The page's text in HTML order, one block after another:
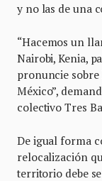
y no las de una
“Hacemos un
Nairobi, Kenia,
pronuncie sobre
México”,
colectivo Tres
De igual forma
relocalización
territorio debe